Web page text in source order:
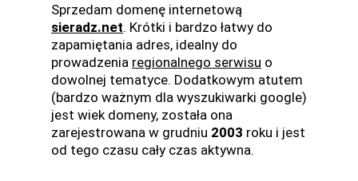
Sprzedam domenę internetową
sieradz.net. Krótki i bardzo łatwy do
zapamiętania adres, idealny do
prowadzenia regionalnego serwisu o
dowolnej tematyce. Dodatkowym atutem
(bardzo ważnym dla wyszukiwarki google)
jest wiek domeny, została ona
zarejestrowana w grudniu 2003 roku i jest
od tego czasu cały czas aktywna.